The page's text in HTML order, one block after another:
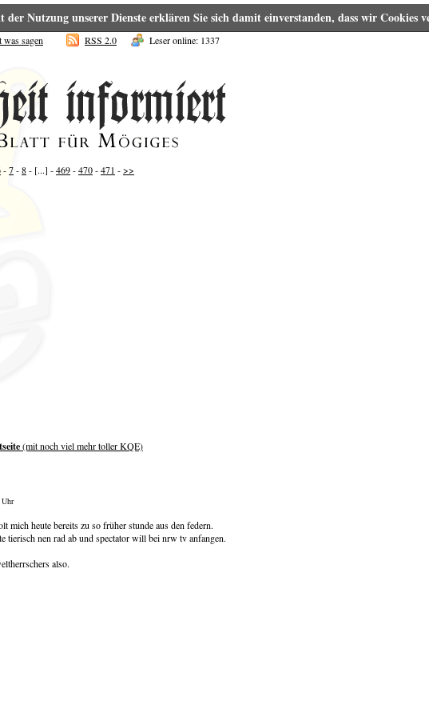
Nutzung unserer Dienste erklären Sie sich damit einverstanden, dass wir Cookies
was sagen RSS 2.0 Leser online: 1337
-7-8- [...] -469-470-471 ->>
(mit noch viel mehr toller KQE)
Uhr
mich heute bereits zu so früher stunde aus den federn.
tierisch nen rad ab und spectator will bei nrw tv anfangen.
also.